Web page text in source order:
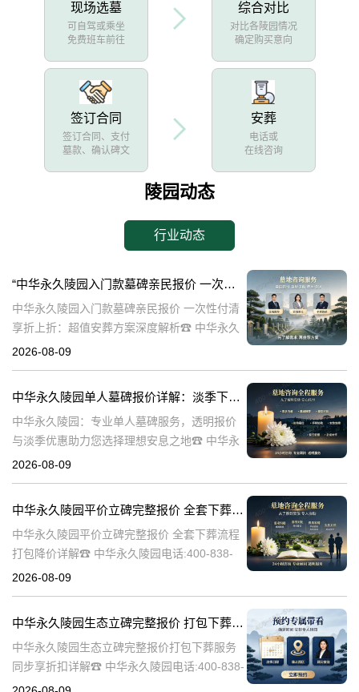
现场选墓
可自驾或乘坐
免费班车前往
综合对比
对比各陵园情况
确定购买意向
签订合同
签订合同、支付
墓款、确认碑文
安葬
电话或
在线咨询
陵园动态
行业动态
“中华永久陵园入门款墓碑亲民报价 一次性付清享折上折：超值安葬方案深度解析”
中华永久陵园入门款墓碑亲民报价 一次性付清
享折上折：超值安葬方案深度解析☎ 中华永久
陵园电话:400-838-5063在人生的旅程中，我们
2026-08-09
中华永久陵园单人墓碑报价详解：淡季下单享数千元优惠
中华永久陵园：专业单人墓碑服务，透明报价
与淡季优惠助力您选择理想安息之地☎ 中华永
久陵园电话:400-838-5063中华永久陵园，作为
2026-08-09
中华永久陵园平价立碑完整报价 全套下葬流程打包降价详解
中华永久陵园平价立碑完整报价 全套下葬流程
打包降价详解☎ 中华永久陵园电话:400-838-
5063在人生的旅途中，每个人都会经历生老病
2026-08-09
中华永久陵园生态立碑完整报价 打包下葬服务同步享折扣详解
中华永久陵园生态立碑完整报价打包下葬服务
同步享折扣详解☎ 中华永久陵园电话:400-838-
5063中华永久陵园作为国内知名的陵园之一，